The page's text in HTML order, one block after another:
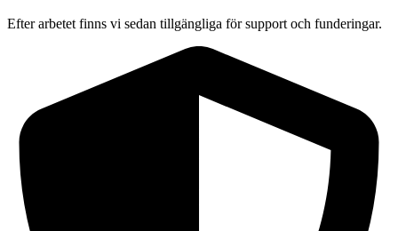
Efter arbetet finns vi sedan tillgängliga för support och funderingar.